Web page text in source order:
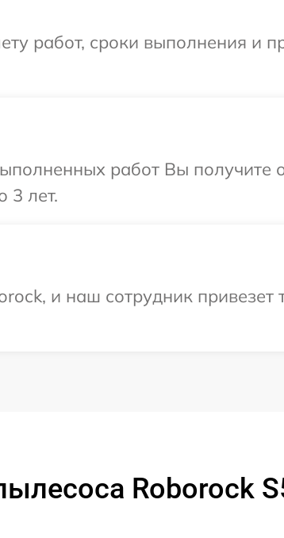
работ, сроки выполнения и
работ Вы
3 лет.
и наш сотрудник привезет
Roborock